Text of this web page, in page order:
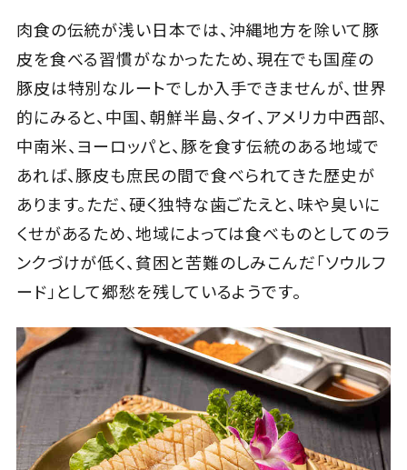
肉食の伝統が浅い日本では、沖縄地方を除いて豚
皮を食べる習慣がなかったため、現在でも国産の
豚皮は特別なルートでしか入手できませんが、世界
的にみると、中国、朝鮮半島、タイ、アメリカ中西部、
中南米、ヨーロッパと、豚を食す伝統のある地域で
あれば、豚皮も庶民の間で食べられてきた歴史が
あります。ただ、硬く独特な歯ごたえと、味や臭いに
くせがあるため、地域によっては食べものとしてのラ
ンクづけが低く、貧困と苦難のしみこんだ「ソウルフ
ード」として郷愁を残しているようです。